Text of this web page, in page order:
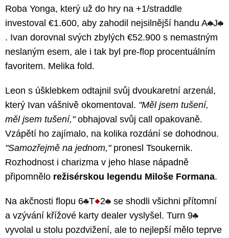
Roba Yonga, který už do hry na +1/straddle
investoval €1.600, aby zahodil nejsilnější handu A J
. Ivan dorovnal svých zbylých €52.900 s nemastným
neslaným esem, ale i tak byl pre-flop procentuálním
favoritem. Melika fold.
Leon s úšklebkem odtajnil svůj dvoukaretní arzenál,
který Ivan vášnivě okomentoval. "Měl jsem tušení,
měl jsem tušení,"obhajoval svůj call opakovaně.
Vzápětí ho zajímalo, na kolika rozdání se dohodnou.
"Samozřejmě na jednom,"pronesl Tsoukernik.
Rozhodnost i charizma v jeho hlase nápadně
připomnělo režisérskou legendu Miloše Formana.
Na akčnosti flopu 6 T 2
se shodli všichni přítomní
a vzývání křížové karty dealer vyslyšel. Turn 9
vyvolal u stolu pozdvižení, ale to nejlepší mělo teprve